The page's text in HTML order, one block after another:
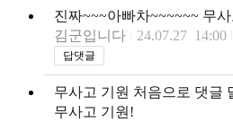
진짜~~~아빠차~~~~~~ 무
김군입니다
24.07.27 14:00
답댓글
무사고 기원 처음으로 댓글
무사고 기원!